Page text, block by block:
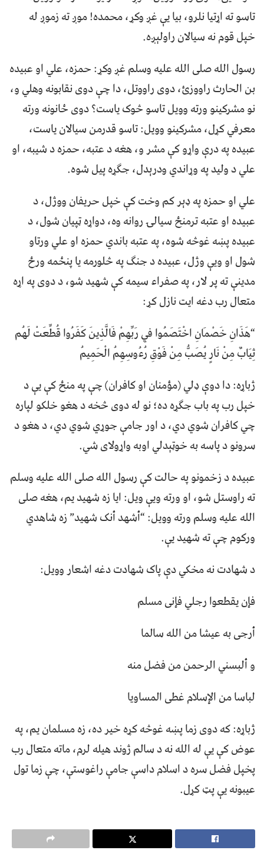
تاسو ته اړتیا نلرو، بیا یې غږ وکړ، محمده! موږ ته زموږ له
خپل قوم نه سیالان راولېږه.
رسول الله صلی الله علیه وسلم غږ وکړ: حمزه، علي او عبیده
بن الحارث راووزئ، دوی راووتل، دا چې دوی نقابونه وهلي و،
نو مشرکینو ورته وویل تاسو څوک یاست؟ دوی ځانونه ورته
معرفي کړل، مشرکینو وویل: تاسو قدرمن سیالان یاست،
عبیده په درې واړو کې مشر و، هغه د عتبه، حمزه د شیبه، او
علي د ولید په وړاندي ودرېدل، جګړه پیل شوه.
علي او حمزه په ډېر کم وخت کې خپل حریفان ووژل، د
عبیده او عتبه ترمنځ سیالۍ روانه وه، دواړه ټپیان شول، د
عبیده پښه غوڅه شوه، په عتبه باندي حمزه او علي ورتاو
شول او ویې وژل، عبیده د جنګ په څلورمه یا پنځمه ورځ
مدینې ته پر لار، په صفراء سیمه کې شهید شو، د دوی په اړه
متعال رب دغه ایت نازل کړ:
“هَذَانِ خَصْمَانِ اخْتَصَمُوا فِي رَبِّهِمْ فَالَّذِينَ كَفَرُوا قُطِّعَتْ لَهُم
ثِيَابٌ مِنْ نَارٍ يُصَبُّ مِنْ فَوْقِ رُءُوسِهِمُ الْحَمِيمُ
ژباړه: دا دوې ډلي (مؤمنان او کافران) چې په منځ کې يې د
خپل رب په باب جګړه ده؛ نو له دوی څخه د هغو خلکو لپاره
چي کافران شوي دي، د اور جامې جوړي شوي دي، د هغو د
سرونو د پاسه به خوټېدلي اوبه واړولای شي.
عبیده د زخمونو په حالت کې رسول الله صلی الله علیه وسلم
ته راوستل شو، او ورته ویې ویل: ایا زه شهید یم، هغه صلی
الله علیه وسلم ورته وویل: “أشهد أنک شهید” زه شاهدي
ورکوم چې ته شهید یې.
د شهادت نه مخکي دې پاک شهادت دغه اشعار وویل:
فإن یقطعوا رجلي فإنی مسلم
أرجی به عیشا من الله سالما
و ألبسني الرحمن من فضل منه
لباسا من الإسلام غطی المساویا
ژباړه: که دوی زما پښه غوڅه کړه خیر ده، زه مسلمان یم، په
عوض کې یې له الله نه د سالم ژوند هیله لرم، ماته متعال رب
پخپل فضل سره د اسلام داسې جامې راغوستې، چې زما تول
عيبونه یې پټ کړل.